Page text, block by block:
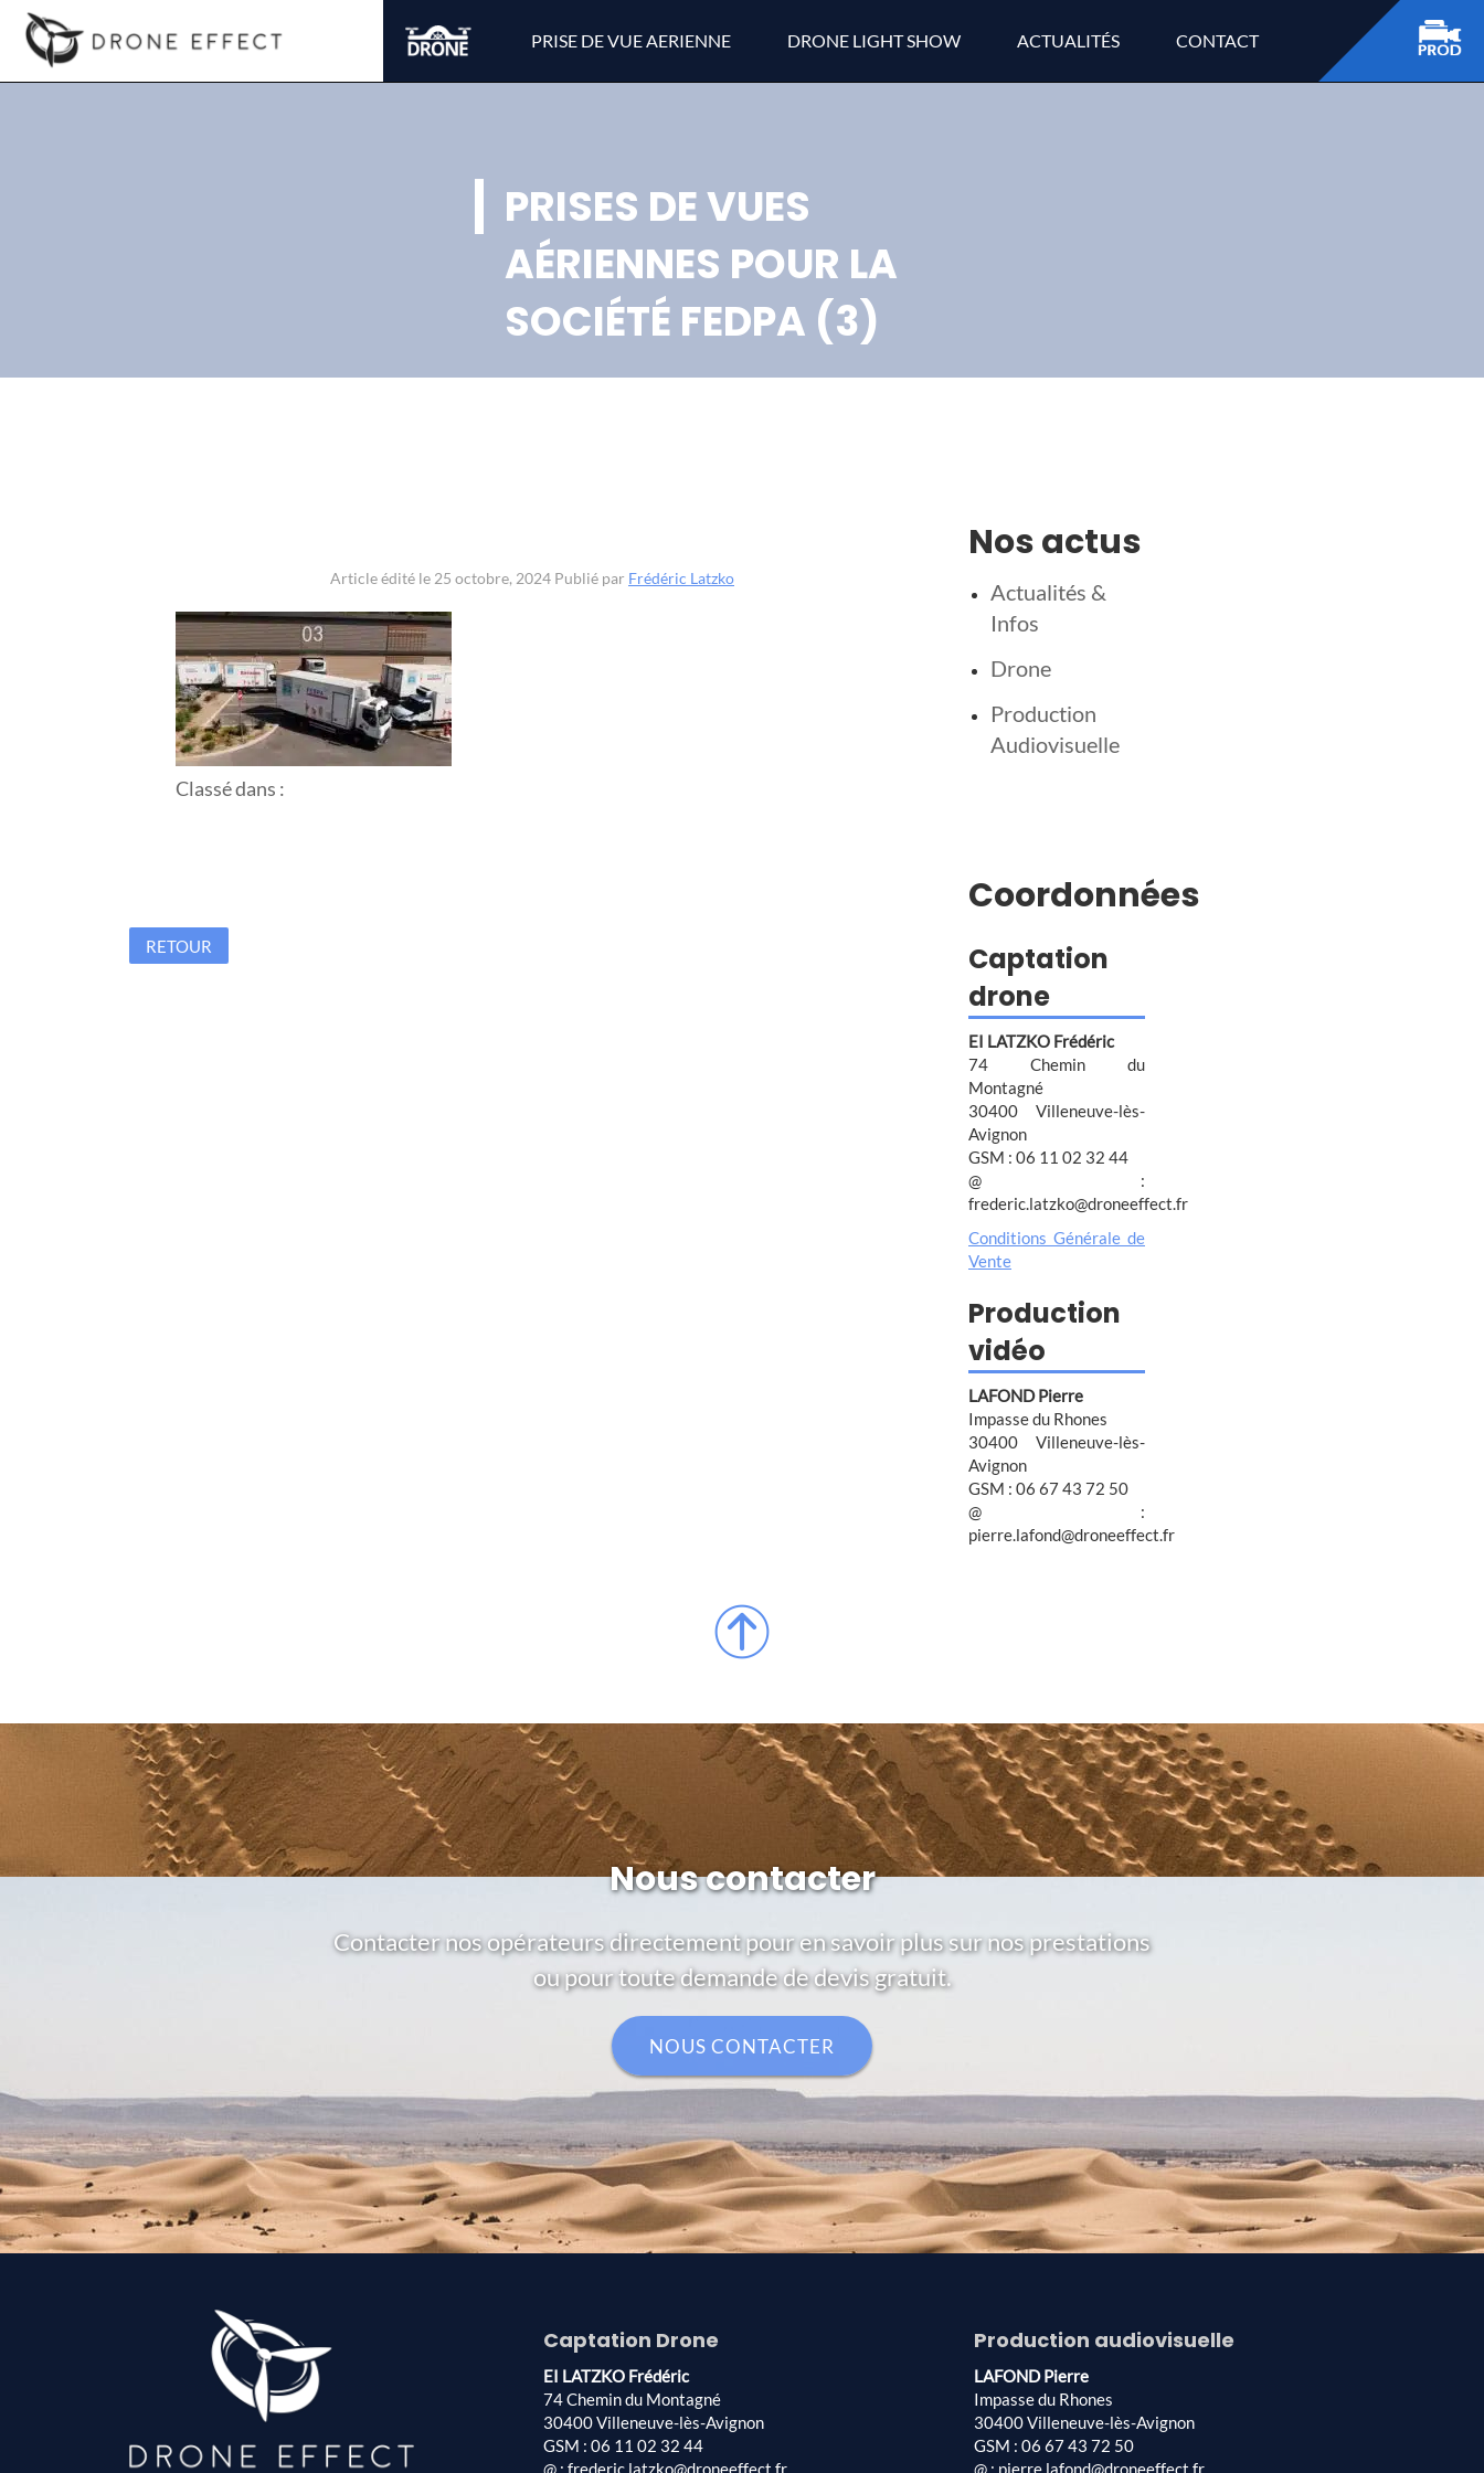
PRISE DE VUE AERIENNE DRONE LIGHT SHOW ACTUALITÉS CONTACT
PRISES DE VUES
AÉRIENNES POUR LA
SOCIÉTÉ FEDPA (3)
Article édité le 25 octobre, 2024 Publié par Frédéric Latzko
Classé dans :
RETOUR
Nos actus
Actualités &
Infos
Drone
Production
Audiovisuelle
Coordonnées
Captation
drone
EI LATZKO Frédéric
74 Chemin du
Montagné
30400 Villeneuve-lès-
Avignon
GSM : 06 11 02 32 44
@ :
frederic.latzko@droneeffect.fr
Conditions Générale de
Vente
Production
vidéo
LAFOND Pierre
Impasse du Rhones
30400 Villeneuve-lès-
Avignon
GSM : 06 67 43 72 50
@ :
pierre.lafond@droneeffect.fr
Nous contacter
Contacter nos opérateurs directement pour en savoir plus sur nos prestations
ou pour toute demande de devis gratuit.
NOUS CONTACTER
Captation Drone
EI LATZKO Frédéric
74 Chemin du Montagné
30400 Villeneuve-lès-Avignon
GSM : 06 11 02 32 44
@ : frederic.latzko@droneeffect.fr
Production audiovisuelle
LAFOND Pierre
Impasse du Rhones
30400 Villeneuve-lès-Avignon
GSM : 06 67 43 72 50
@ : pierre.lafond@droneeffect.fr